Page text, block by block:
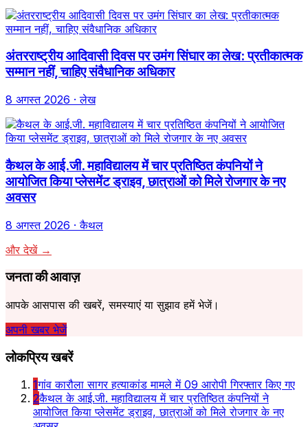
अंतरराष्ट्रीय आदिवासी दिवस पर उमंग सिंघार का लेख: प्रतीकात्मक
सम्मान नहीं, चाहिए संवैधानिक अधिकार
8 अगस्त 2026 · लेख
कैथल के आई.जी. महाविद्यालय में चार प्रतिष्ठित कंपनियों ने
आयोजित किया प्लेसमेंट ड्राइव, छात्राओं को मिले रोजगार के नए
अवसर
8 अगस्त 2026 · कैथल
और देखें →
जनता की आवाज़
आपके आसपास की खबरें, समस्याएं या सुझाव हमें भेजें।
अपनी खबर भेजें
लोकप्रिय खबरें
1गांव कारौला सागर हत्याकांड मामले में 09 आरोपी गिरफ्तार किए गए
2कैथल के आई.जी. महाविद्यालय में चार प्रतिष्ठित कंपनियों ने
आयोजित किया प्लेसमेंट ड्राइव, छात्राओं को मिले रोजगार के नए